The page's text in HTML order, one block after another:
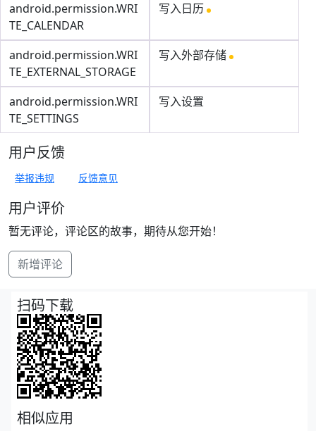
android.permission.WRI
TE_CALENDAR
写入日历
android.permission.WRI
TE_EXTERNAL_STORAGE
写入外部存储
android.permission.WRI
TE_SETTINGS
写入设置
用户反馈
举报违规 反馈意见
用户评价
暂无评论，评论区的故事，期待从您开始！
新增评论
扫码下载
相似应用